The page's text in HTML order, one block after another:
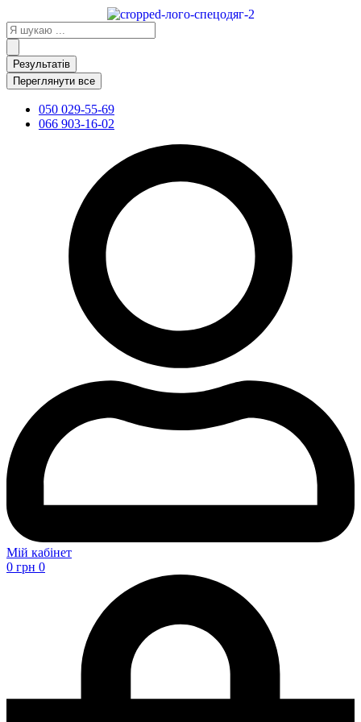
до
вмісту
Search
...
Результатів
Переглянути все
050 029-55-69
066 903-16-02
Мій кабінет
0 грн 0